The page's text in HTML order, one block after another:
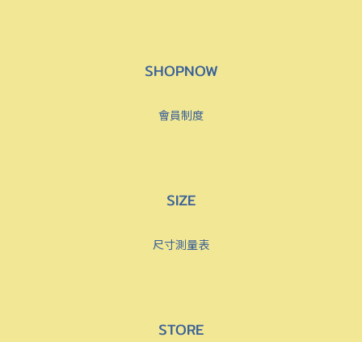
SHOPNOW
會員制度
SIZE
尺寸測量表
STORE